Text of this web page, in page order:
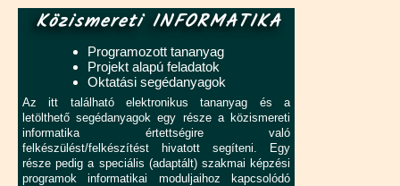
Közismereti INFORMATIKA
Programozott tananyag
Projekt alapú feladatok
Oktatási segédanyagok
Az itt található elektronikus tananyag és a
letölthető segédanyagok egy része a közismereti
informatika értettségire való
felkészülést/felkészítést hivatott segíteni. Egy
része pedig a speciális (adaptált) szakmai képzési
programok informatikai moduljaihoz kapcsolódó